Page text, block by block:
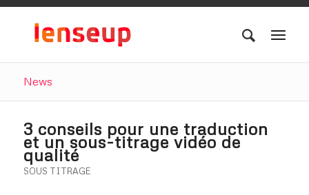
News
3 conseils pour une traduction
et un sous-titrage vidéo de
qualité
SOUS TITRAGE